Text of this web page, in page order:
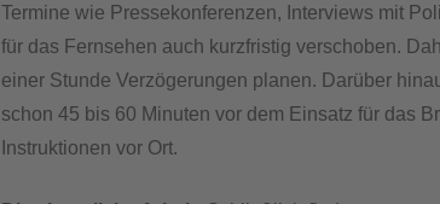
Termine wie Pressekonferenzen, Interviews mit
für das Fernsehen auch kurzfristig verschoben.
einer Stunde Verzögerungen planen. Darüber
schon 45 bis 60 Minuten vor dem Einsatz für das
Instruktionen vor Ort.